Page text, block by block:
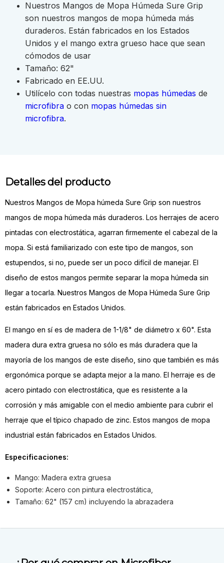
Nuestros Mangos de Mopa Húmeda Sure Grip
son nuestros mangos de mopa húmeda más
duraderos. Están fabricados en los Estados
Unidos y el mango extra grueso hace que sean
cómodos de usar
Tamaño: 62"
Fabricado en EE.UU.
Utilícelo con todas nuestras mopas húmedas de
microfibra o con mopas húmedas sin
microfibra.
Detalles del producto
Nuestros Mangos de Mopa húmeda Sure Grip son nuestros
mangos de mopa húmeda más duraderos. Los herrajes de acero
pintadas con electrostática, agarran firmemente el cabezal de la
mopa. Si está familiarizado con este tipo de mangos, son
estupendos, si no, puede ser un poco difícil de manejar. El
diseño de estos mangos permite separar la mopa húmeda sin
llegar a tocarla. Nuestros Mangos de Mopa Húmeda Sure Grip
están fabricados en Estados Unidos.
El mango en sí es de madera de 1-1/8" de diámetro x 60". Esta
madera dura extra gruesa no sólo es más duradera que la
mayoría de los mangos de este diseño, sino que también es más
ergonómica porque se adapta mejor a la mano. El herraje es de
acero pintado con electrostática, que es resistente a la
corrosión y más amigable con el medio ambiente para cubrir el
herraje que el típico chapado de zinc. Estos mangos de mopa
industrial están fabricados en Estados Unidos.
Especificaciones:
Mango: Madera extra gruesa
Soporte: Acero con pintura electrostática,
Tamaño: 62" (157 cm) incluyendo la abrazadera